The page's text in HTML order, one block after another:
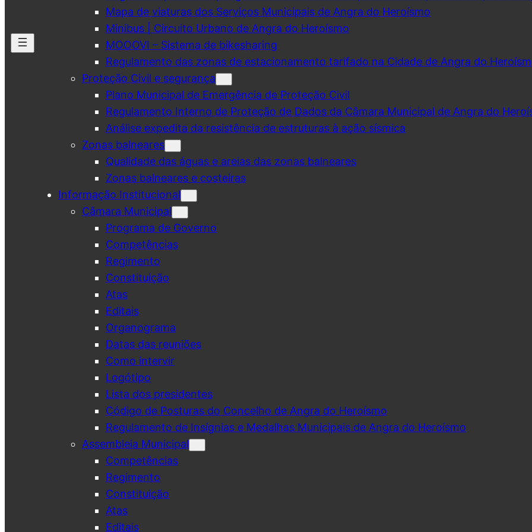
Mapa de viaturas dos Serviços Municipais de Angra do Heroísmo
Minibus | Circuito Urbano de Angra do Heroísmo
MOOOVI – Sistema de bikesharing
Regulamento das zonas de estacionamento tarifado na Cidade de Angra do
Proteção Civil e segurança
Plano Municipal de Emergência de Proteção Civil
Regulamento Interno de Proteção de Dados da Câmara Municipal de Angra do
Análise expedita da resistência de estruturas à ação sísmica
Zonas balneares
Qualidade das águas e areias das zonas balneares
Zonas balneares e costeiras
Informação Institucional
Câmara Municipal
Programa de Governo
Competências
Regimento
Constituição
Atas
Editais
Organograma
Datas das reuniões
Como intervir
Logótipo
Lista dos presidentes
Código de Posturas do Concelho de Angra do Heroísmo
Regulamento de Insígnias e Medalhas Municipais de Angra do Heroísmo
Assembleia Municipal
Competências
Regimento
Constituição
Atas
Editais